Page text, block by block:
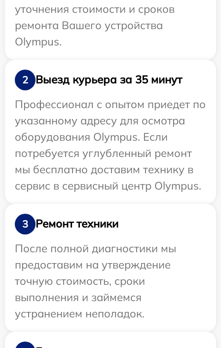
уточнения стоимости и сроков
ремонта Вашего устройства
Olympus.
2
Выезд курьера за 35 минут
Профессионал с опытом приедет по
указанному адресу для осмотра
оборудования Olympus. Если
потребуется углубленный ремонт
мы бесплатно доставим технику в
сервис в сервисный центр Olympus.
3
Ремонт техники
После полной диагностики мы
предоставим на утверждение
точную стоимость, сроки
выполнения и займемся
устранением неполадок.